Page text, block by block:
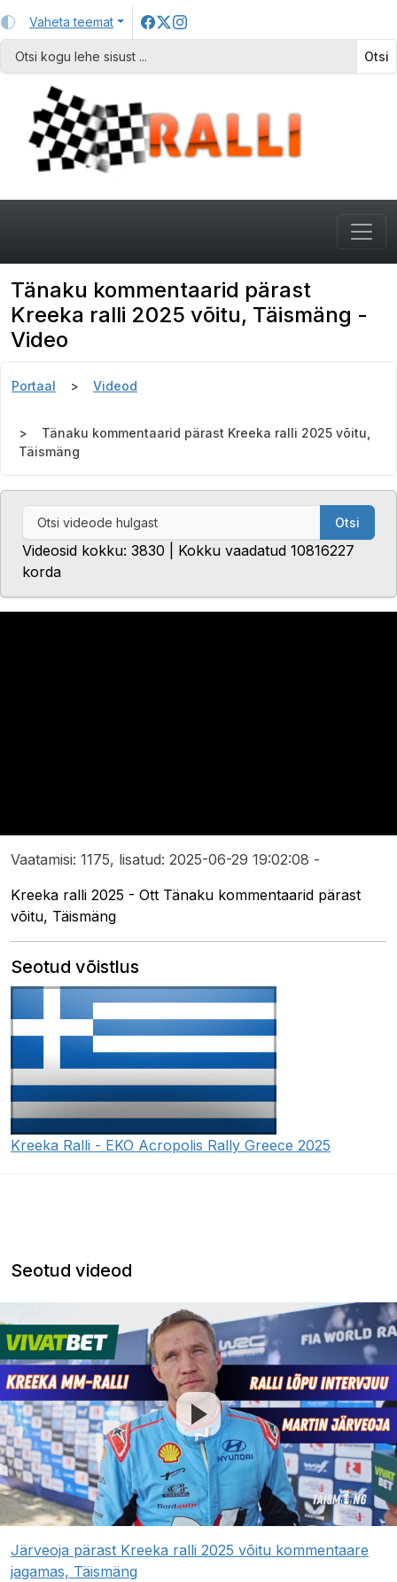
Vaheta teemat
Otsi
Tänaku kommentaarid pärast
Kreeka ralli 2025 võitu, Täismäng -
Video
Portaal Videod
Tänaku kommentaarid pärast Kreeka ralli 2025 võitu,
Täismäng
Otsi
Videosid kokku: 3830 | Kokku vaadatud 10816227
korda
Vaatamisi: 1175, lisatud: 2025-06-29 19:02:08 -
Kreeka ralli 2025 - Ott Tänaku kommentaarid pärast
võitu, Täismäng
Seotud võistlus
Kreeka Ralli - EKO Acropolis Rally Greece 2025
Seotud videod
Järveoja pärast Kreeka ralli 2025 võitu kommentaare
jagamas, Täismäng